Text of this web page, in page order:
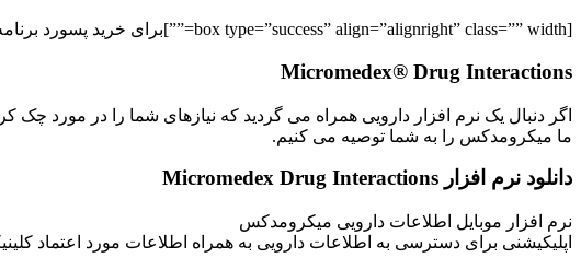
[box type=”success” align=”alignright” class=”” width=””]برای خرید پسورد برنامه Micromedex Drug Interactions که یکی از برنامه های مفید رشته فارماکولوژی است با ما مکاتبه کنید.[/box]
Micromedex® Drug Interactions
اگر دنبال یک نرم افزار دارویی همراه می گردید که نیازهای شما را در مورد
ما میکرومدکس را به شما توصیه می کنیم.
دانلود نرم افزار Micromedex Drug Interactions
نرم افزار موبایل اطلاعات دارویی میکرومدکس
اپلیکیشنی برای دسترسی به اطلاعات دارویی به همراه اطلاعات مورد اعتماد